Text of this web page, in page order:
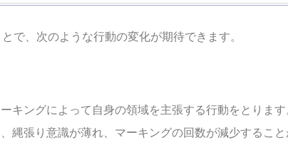
で、次のような行動の変化が期待できます。
キングによって自身の領域を主張する行動をとります
縄張り意識が薄れ、マーキングの回数が減少するこ